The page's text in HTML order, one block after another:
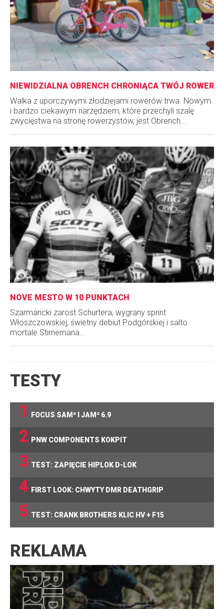
NIEWIDZIALNA OBRENCH CHRONIĄCA TWÓJ ROWER
Walka z uporczywymi złodziejami rowerów trwa. Nowym
i bardzo ciekawym narzędziem, które przechyli szalę
zwycięstwa na stronę rowerzystów, jest Obrench...
NOVE MESTO W 10 PUNKTACH
Szarmancki zarost Schurtera, wygrany sprint
Włoszczowskiej, świetny debiut Podgórskiej i salto
mortale Stirnemana...
TESTY
1
FOCUS SAM² I JAM² 6.9
2 PNW COMPONENTS KOKPIT
3 TEST: ZAPIĘCIE HIPLOK D-LOK
4 FIRST LOOK: CHWYTY DMR DEATHGRIP
5 TEST: CRANK BROTHERS KLIC HV + F15
REKLAMA